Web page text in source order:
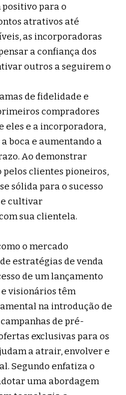
para o
atrativos até
as incorporadoras
a confiança dos
outros a seguirem o
de fidelidade e
compradores
e a incorporadora,
boca e aumentando a
Ao demonstrar
clientes pioneiros,
sólida para o sucesso
cultivar
sua clientela.
o mercado
estratégias de venda
de um lançamento
visionários têm
na introdução de
de pré-
exclusivas para os
a atrair, envolver e
Segundo enfatiza o
uma abordagem